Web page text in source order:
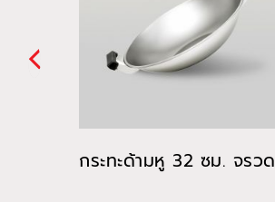
กระทะด้ามหู 32 ซม. จรวด